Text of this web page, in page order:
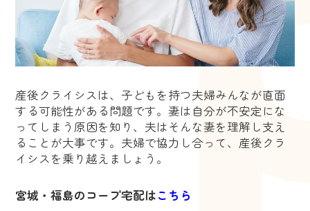
産後クライシスは、子どもを持つ夫婦みんなが直面
する可能性がある問題です。妻は自分が不安定にな
ってしまう原因を知り、夫はそんな妻を理解し支え
ることが大事です。夫婦で協力し合って、産後クラ
イシスを乗り越えましょう。
宮城・福島のコープ宅配はこちら